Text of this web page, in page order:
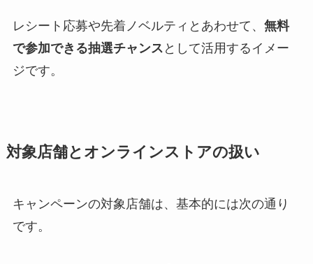
レシート応募や先着ノベルティとあわせて、 無料
で参加できる抽選チャンス として活用するイメー
ジです。
対象店舗とオンラインストアの扱い
キャンペーンの対象店舗は、基本的には次の通り
です。